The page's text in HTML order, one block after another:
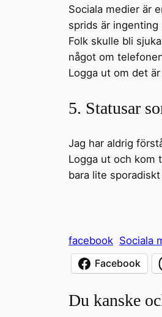
Sociala medier är
sprids är
Folk skulle bli
något om
Logga ut om det
5. Statusar
Jag har aldrig
Logga ut och kom
bara lite
facebook Sociala
Facebook
Du kanske